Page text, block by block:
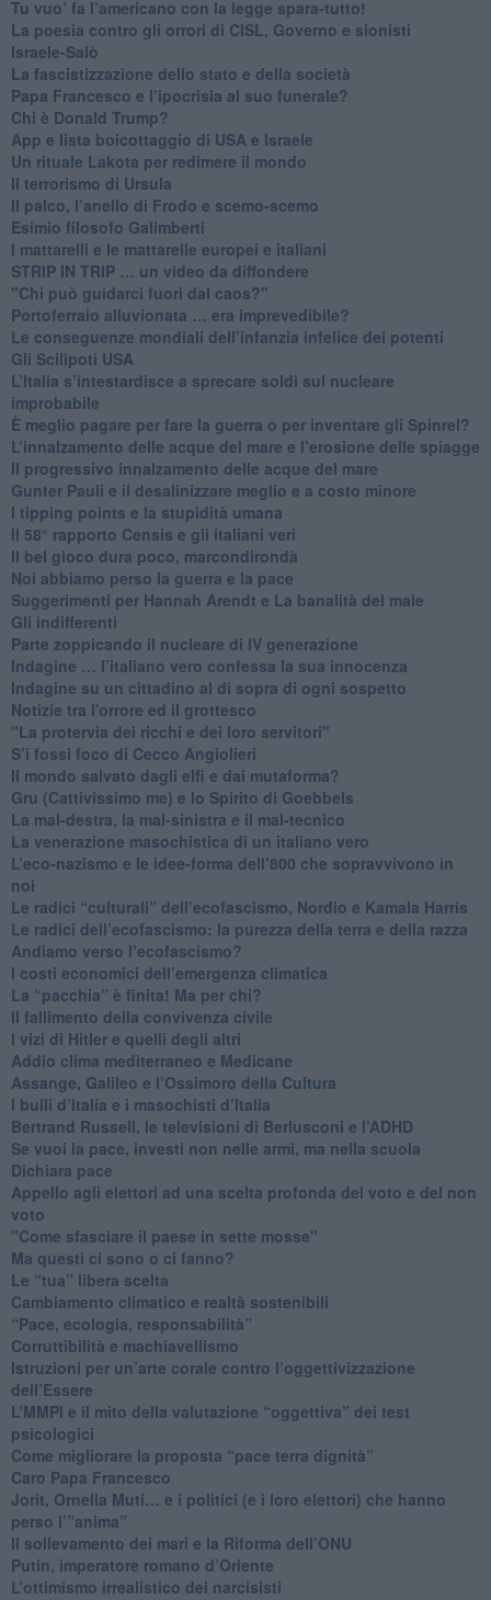
Tu vuo’ fa l’americano con la legge spara-tutto!
La poesia contro gli orrori di CISL, Governo e sionisti
Israele-Salò
​La fascistizzazione dello stato e della società
Papa Francesco e l’ipocrisia al suo funerale?
​Chi è Donald Trump?
App e lista boicottaggio di USA e Israele
​Un rituale Lakota per redimere il mondo
Il terrorismo di Ursula
​Il palco, l’anello di Frodo e scemo-scemo
Esimio filosofo Galimberti
​I mattarelli e le mattarelle europei e italiani
​STRIP IN TRIP … un video da diffondere
"Chi può guidarci fuori dal caos?"
​Portoferraio alluvionata … era imprevedibile?
Le conseguenze mondiali dell’infanzia infelice dei potenti
​Gli Scilipoti USA
L’Italia s’intestardisce a sprecare soldi sul nucleare
improbabile
È meglio pagare per fare la guerra o per inventare gli Spinrel?
​L’innalzamento delle acque del mare e l’erosione delle spiagge
​Il progressivo innalzamento delle acque del mare
​Gunter Pauli e il desalinizzare meglio e a costo minore
I tipping points e la stupidità umana
​Il 58° rapporto Censis e gli italiani veri
​Il bel gioco dura poco, marcondirondà
Noi abbiamo perso la guerra e la pace
Suggerimenti per Hannah Arendt e La banalità del male
​Gli indifferenti
Parte zoppicando il nucleare di IV generazione
​Indagine … l’italiano vero confessa la sua innocenza
Indagine su un cittadino al di sopra di ogni sospetto
Notizie tra l'orrore ed il grottesco
"La protervia dei ricchi e dei loro servitori"
S’i fossi foco di Cecco Angiolieri
​Il mondo salvato dagli elfi e dai mutaforma?
Gru (Cattivissimo me) e lo Spirito di Goebbels
​La mal-destra, la mal-sinistra e il mal-tecnico
​La venerazione masochistica di un italiano vero
​L’eco-nazismo e le idee-forma dell’800 che sopravvivono in
noi
​Le radici “culturali” dell’ecofascismo, Nordio e Kamala Harris
Le radici dell’ecofascismo: la purezza della terra e della razza
Andiamo verso l’ecofascismo?
I costi economici dell’emergenza climatica
​La “pacchia” è finita! Ma per chi?
​Il fallimento della convivenza civile
​I vizi di Hitler e quelli degli altri
Addio clima mediterraneo e Medicane
​Assange, Galileo e l’Ossimoro della Cultura
​I bulli d’Italia e i masochisti d’Italia
​Bertrand Russell, le televisioni di Berlusconi e l’ADHD
​Se vuoi la pace, investi non nelle armi, ma nella scuola
​Dichiara pace
​Appello agli elettori ad una scelta profonda del voto e del non
voto
"Come sfasciare il paese in sette mosse"
​Ma questi ci sono o ci fanno?
​Le “tua” libera scelta
Cambiamento climatico e realtà sostenibili
“Pace, ecologia, responsabilità”
​Corruttibilità e machiavellismo
Istruzioni per un’arte corale contro l’oggettivizzazione
dell’Essere
​L’MMPI e il mito della valutazione “oggettiva” dei test
psicologici
Come migliorare la proposta “pace terra dignità”
Caro Papa Francesco
​Jorit, Ornella Muti… e i politici (e i loro elettori) che hanno
perso l’”anima”
​Il sollevamento dei mari e la Riforma dell’ONU
Putin, imperatore romano d’Oriente
​L’ottimismo irrealistico dei narcisisti